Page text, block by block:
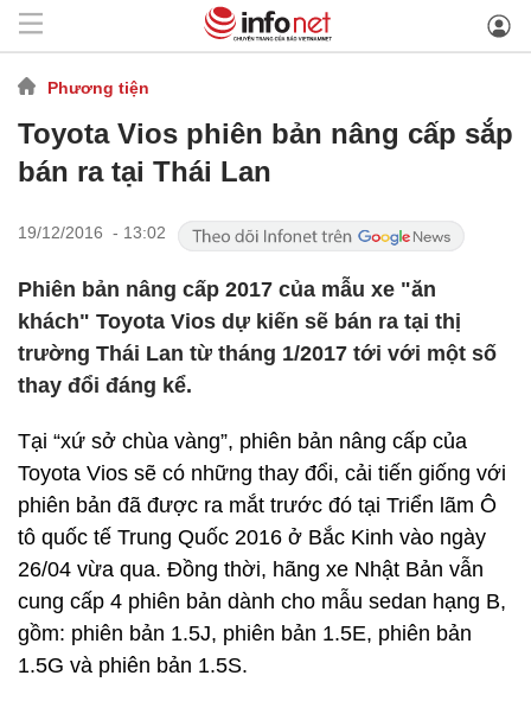
Phương tiện
Toyota Vios phiên bản nâng cấp sắp
bán ra tại Thái Lan
19/12/2016 - 13:02
Phiên bản nâng cấp 2017 của mẫu xe "ăn
khách" Toyota Vios dự kiến sẽ bán ra tại thị
trường Thái Lan từ tháng 1/2017 tới với một số
thay đổi đáng kể.
Tại “xứ sở chùa vàng”, phiên bản nâng cấp của
Toyota Vios sẽ có những thay đổi, cải tiến giống với
phiên bản đã được ra mắt trước đó tại Triển lãm Ô
tô quốc tế Trung Quốc 2016 ở Bắc Kinh vào ngày
26/04 vừa qua. Đồng thời, hãng xe Nhật Bản vẫn
cung cấp 4 phiên bản dành cho mẫu sedan hạng B,
gồm: phiên bản 1.5J, phiên bản 1.5E, phiên bản
1.5G và phiên bản 1.5S.